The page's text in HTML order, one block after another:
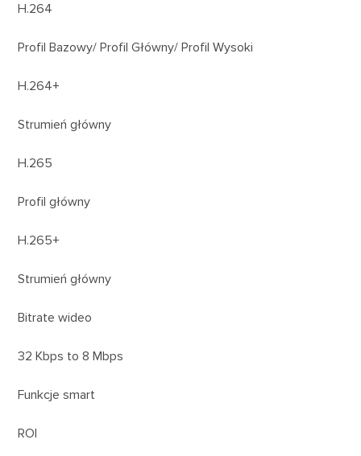
H.264
Profil Bazowy/ Profil Główny/ Profil Wysoki
H.264+
Strumień główny
H.265
Profil główny
H.265+
Strumień główny
Bitrate wideo
32 Kbps to 8 Mbps
Funkcje smart
ROI